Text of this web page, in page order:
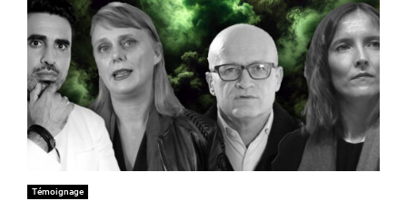
Témoignage